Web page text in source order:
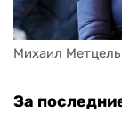
Михаил
За